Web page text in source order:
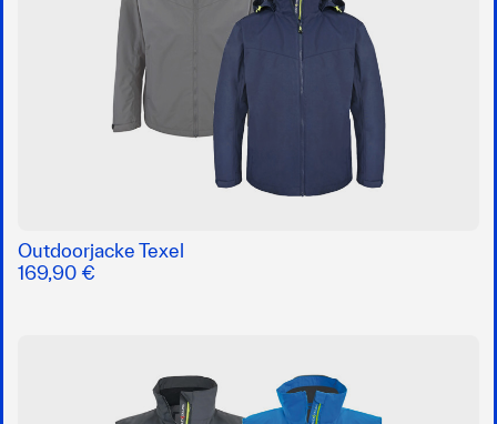
Outdoorjacke Texel
169,90 €